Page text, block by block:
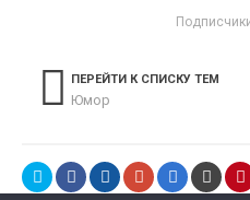
ПЕРЕЙТИ К СПИСКУ ТЕМ
Юмор